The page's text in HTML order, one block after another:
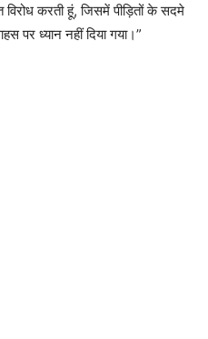
करती हूं, जिसमें पीड़ितों के सदमे
पर ध्यान नहीं दिया गया।”